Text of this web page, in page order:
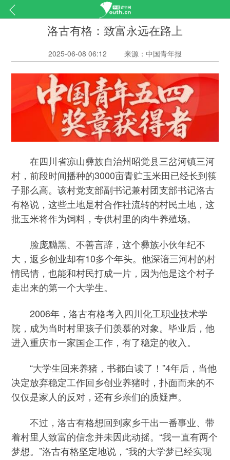
洛古有格：致富永远在路上
2025-06-08 06:12 来源：中国青年报
在四川省凉山彝族自治州昭觉县三岔河镇三河
村，前段时间播种的3000亩青贮玉米田已经长到筷
子那么高。该村党支部副书记兼村团支部书记洛古
有格说，这些土地是村合作社流转的村民土地，这
批玉米将作为饲料，专供村里的肉牛养殖场。
脸庞黝黑、不善言辞，这个彝族小伙年纪不
大，返乡创业却有10多个年头。他深谙三河村的村
情民情，也能和村民打成一片，因为他是这个村子
走出来的第一个大学生。
2006年，洛古有格考入四川化工职业技术学
院，成为当时村里孩子们羡慕的对象。毕业后，他
进入重庆市一家国企工作，有了稳定的收入。
“大学生回来养猪，书都白读了！”4年后，当他
决定放弃稳定工作回乡创业养猪时，扑面而来的不
仅仅是家人的反对，还有乡亲们的质疑声。
不过，洛古有格想回到家乡干出一番事业、带
着村里人致富的信念并未因此动摇。“我一直有两个
梦想。”洛古有格坚定地说，“我的大学梦已经实现